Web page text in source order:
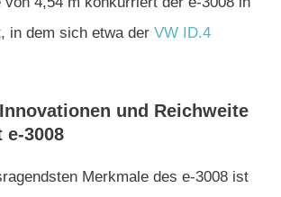
in dem sich etwa der VW ID.4
und Reichweite
e-3008
Merkmale des e-3008 ist